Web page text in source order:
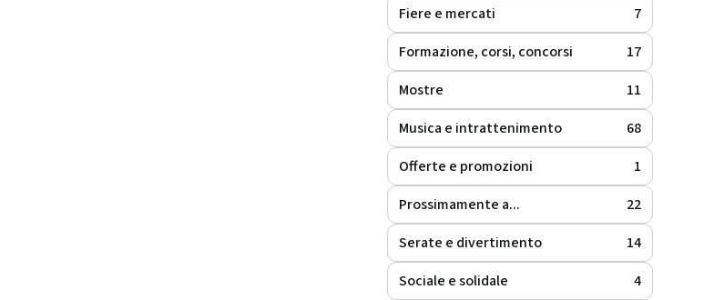
Fiere e mercati
7
Formazione, corsi, concorsi
17
Mostre
11
Musica e intrattenimento
68
Offerte e promozioni
1
Prossimamente a...
22
Serate e divertimento
14
Sociale e solidale
4